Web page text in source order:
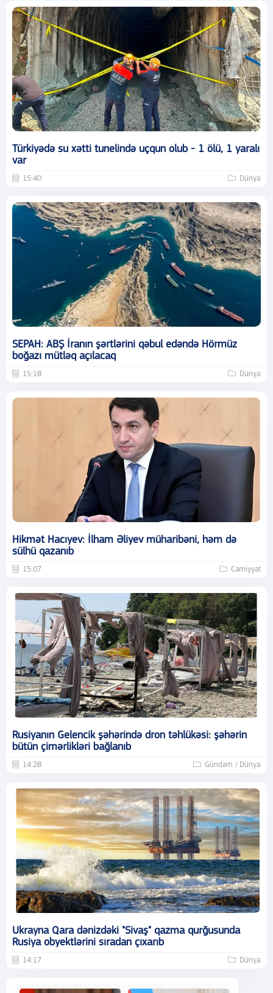
Türkiyədə su xətti tunelində uçqun olub - 1 ölü, 1 yaralı
var
15:40 Dünya
SEPAH: ABŞ İranın şərtlərini qəbul edəndə Hörmüz
boğazı mütləq açılacaq
15:18 Dünya
Hikmət Hacıyev: İlham Əliyev müharibəni, həm də
sülhü qazanıb
15:07 Cəmiyyət
Rusiyanın Gelencik şəhərində dron təhlükəsi: şəhərin
bütün çimərlikləri bağlanıb
14:28 Gündəm / Dünya
Ukrayna Qara dənizdəki "Sivaş" qazma qurğusunda
Rusiya obyektlərini sıradan çıxarıb
14:17 Dünya